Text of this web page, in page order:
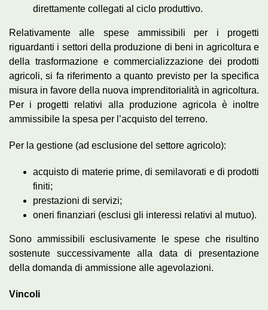
direttamente collegati al ciclo produttivo.
Relativamente alle spese ammissibili per i progetti
riguardanti i settori della produzione di beni in agricoltura e
della trasformazione e commercializzazione dei prodotti
agricoli, si fa riferimento a quanto previsto per la specifica
misura in favore della nuova imprenditorialità in agricoltura.
Per i progetti relativi alla produzione agricola è inoltre
ammissibile la spesa per l’acquisto del terreno.
Per la gestione (ad esclusione del settore agricolo):
acquisto di materie prime, di semilavorati e di prodotti
finiti;
prestazioni di servizi;
oneri finanziari (esclusi gli interessi relativi al mutuo).
Sono ammissibili esclusivamente le spese che risultino
sostenute successivamente alla data di presentazione
della domanda di ammissione alle agevolazioni.
Vincoli